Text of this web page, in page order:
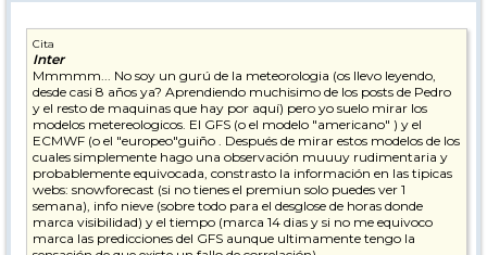
Cita
Inter
Mmmmm... No soy un gurú de la meteorologia (os llevo leyendo,
desde casi 8 años ya? Aprendiendo muchisimo de los posts de Pedro
y el resto de maquinas que hay por aquí) pero yo suelo mirar los
modelos metereologicos. El GFS (o el modelo "americano" ) y el
ECMWF (o el "europeo"guiño . Después de mirar estos modelos de los
cuales simplemente hago una observación muuuy rudimentaria y
probablemente equivocada, constrasto la información en las tipicas
webs: snowforecast (si no tienes el premiun solo puedes ver 1
semana), info nieve (sobre todo para el desglose de horas donde
marca visibilidad) y el tiempo (marca 14 dias y si no me equivoco
marca las predicciones del GFS aunque ultimamente tengo la